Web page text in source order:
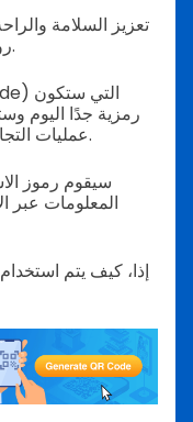
تعزيز السلامة
رواد الأعمال في الإعداد الجديد الطبيعي.
رمزية جدًا اليوم
عمليات التجارة مع العملاء أكثر سلاسة بشكل كبير.
سيقوم رموز
المعلومات عبر
إذا، كيف يتم